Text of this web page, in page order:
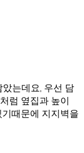
는데요, 우선 담
럼 옆집과 높이
때문에 지지벽을